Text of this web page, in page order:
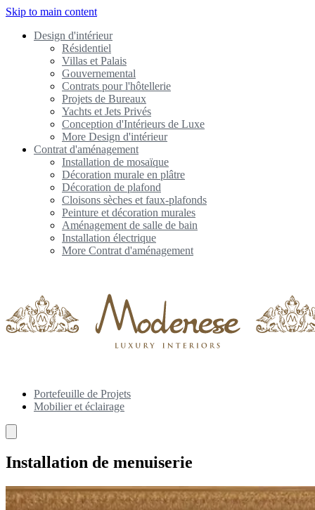
Skip to main content
Design d'intérieur
Résidentiel
Villas et Palais
Gouvernemental
Contrats pour l'hôtellerie
Projets de Bureaux
Yachts et Jets Privés
Conception d'Intérieurs de Luxe
More Design d'intérieur
Contrat d'aménagement
Installation de mosaïque
Décoration murale en plâtre
Décoration de plafond
Cloisons sèches et faux-plafonds
Peinture et décoration murales
Aménagement de salle de bain
Installation électrique
More Contrat d'aménagement
Portefeuille de Projets
Mobilier et éclairage
Installation de menuiserie